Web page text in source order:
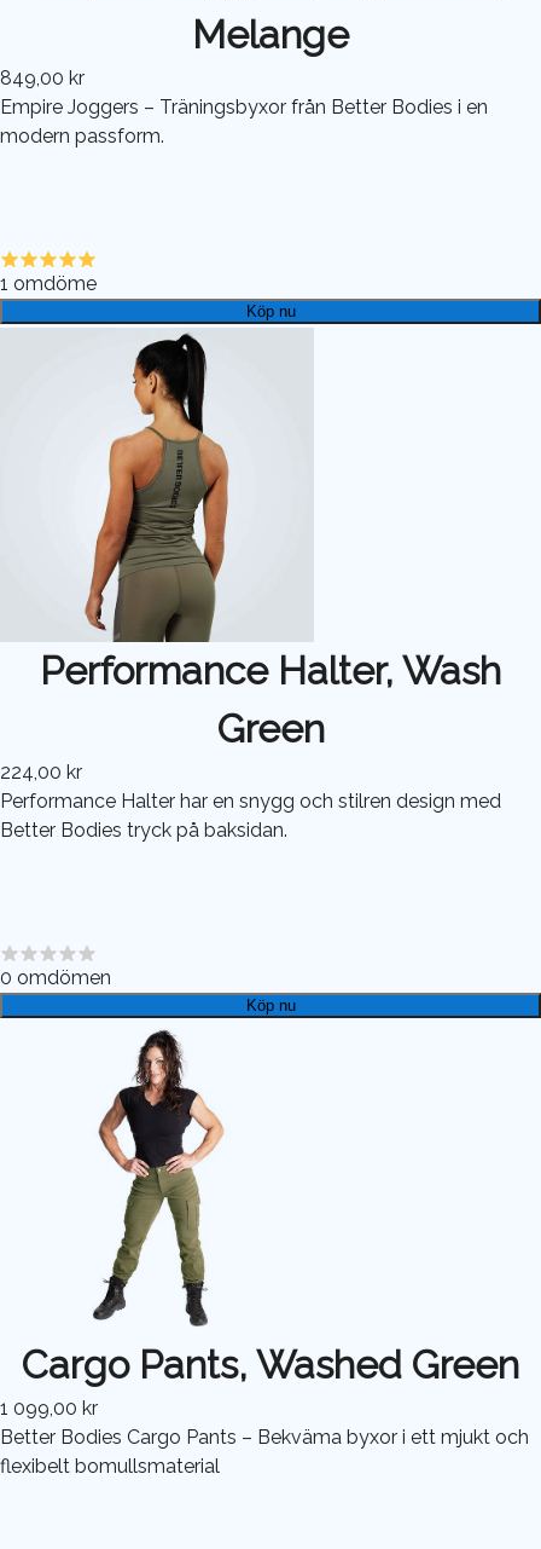
Melange
849,00 kr
Empire Joggers – Träningsbyxor från Better Bodies i en
modern passform.
1 omdöme
Köp nu
Performance Halter, Wash
Green
224,00 kr
Performance Halter har en snygg och stilren design med
Better Bodies tryck på baksidan.
0 omdömen
Köp nu
Cargo Pants, Washed Green
1 099,00 kr
Better Bodies Cargo Pants – Bekväma byxor i ett mjukt och
flexibelt bomullsmaterial